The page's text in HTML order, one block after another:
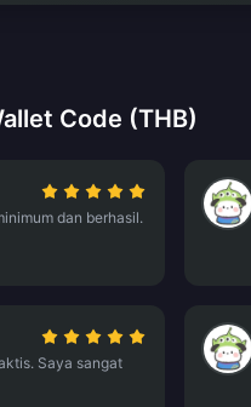
Code (THB)
dan berhasil.
Saya sangat